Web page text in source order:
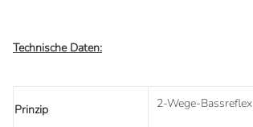
Technische Daten:
Prinzip 2-Wege-Bassreflex